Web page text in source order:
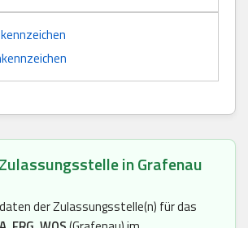
in Grafenau
der Zulassungsstelle(n) für das